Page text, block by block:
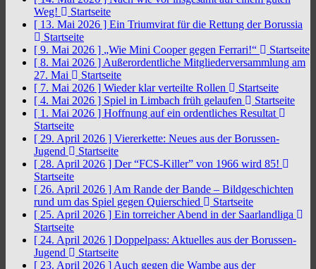
Weg!
Startseite
[ 13. Mai 2026 ] Ein Triumvirat für die Rettung der Borussia
Startseite
[ 9. Mai 2026 ] „Wie Mini Cooper gegen Ferrari!“
Startseite
[ 8. Mai 2026 ] Außerordentliche Mitgliederversammlung am
27. Mai
Startseite
[ 7. Mai 2026 ] Wieder klar verteilte Rollen
Startseite
[ 4. Mai 2026 ] Spiel in Limbach früh gelaufen
Startseite
[ 1. Mai 2026 ] Hoffnung auf ein ordentliches Resultat
Startseite
[ 29. April 2026 ] Viererkette: Neues aus der Borussen-
Jugend
Startseite
[ 28. April 2026 ] Der “FCS-Killer” von 1966 wird 85!
Startseite
[ 26. April 2026 ] Am Rande der Bande – Bildgeschichten
rund um das Spiel gegen Quierschied
Startseite
[ 25. April 2026 ] Ein torreicher Abend in der Saarlandliga
Startseite
[ 24. April 2026 ] Doppelpass: Aktuelles aus der Borussen-
Jugend
Startseite
[ 23. April 2026 ] Auch gegen die Wambe aus der